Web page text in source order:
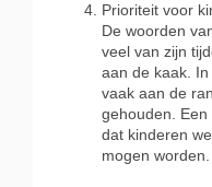
Prioriteit voor
De woorden
veel van zijn
aan de kaak.
vaak aan de
gehouden.
dat kinderen
mogen worden.